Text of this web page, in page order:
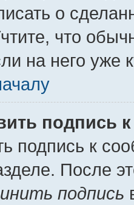
о
что
на него уже
подпись
подпись к
После
подпись